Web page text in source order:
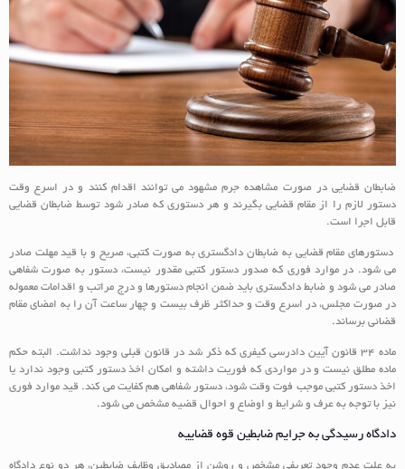
ضابطان قضایی در صورت مشاهده جرم مشهود می توانند اقدام کنند و در اسرع وقت
دستور لازم را از مقام قضایی بگیرند و هر دستوری که صادر شود توسط ضابطان قضایی
قابل اجرا است.
دستورهای مقام قضایی به ضابطان دادگستری به صورت کتبی، صریح و با قید مهلت صادر
می شود. در موارد فوری که صدور دستور کتبی مقدور نیست، دستور به صورت شفاهی
صادر می شود و ضابط دادگستری باید ضمن انجام دستورها و درج مراتب و اقدامات معموله
در صورت مجلس، در اسرع وقت و حداکثر ظرف بیست و چهار ساعت آن را به امضای مقام
قضائی برساند.
ماده 34 قانون آیین دادرسی کیفری که ذکر شد در قانون قبلی وجود نداشت. البته حکم
ماده مطلق نیست و در مواردی که فوریت داشته و امکان اخذ دستور کتبی وجود ندارد یا
اخذ دستور کتبی موجب فوت وقت شود، دستور شفاهی هم کفایت می کند. قید موارد فوری
نیز با توجه به عرف و شرایط و اوضاع و احوال قضیه مشخص می شود.
دادگاه رسیدگی به جرایم ضابطین قوه قضاییه
به علت عدم وجود تعریفی مشخص و روشن از مصادیق وظایف ضابطین، هر دو نوع دادگاه